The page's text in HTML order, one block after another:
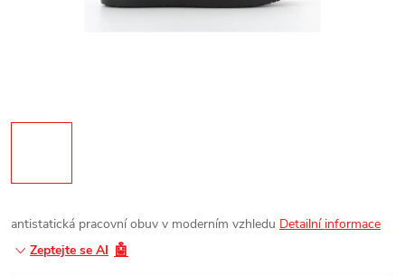
antistatická pracovní obuv v moderním vzhledu Detailní informace
Zeptejte se AI 🤖